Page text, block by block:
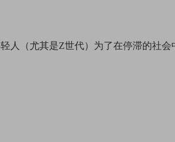
人（尤其是Z世代）为了在停滞的社会